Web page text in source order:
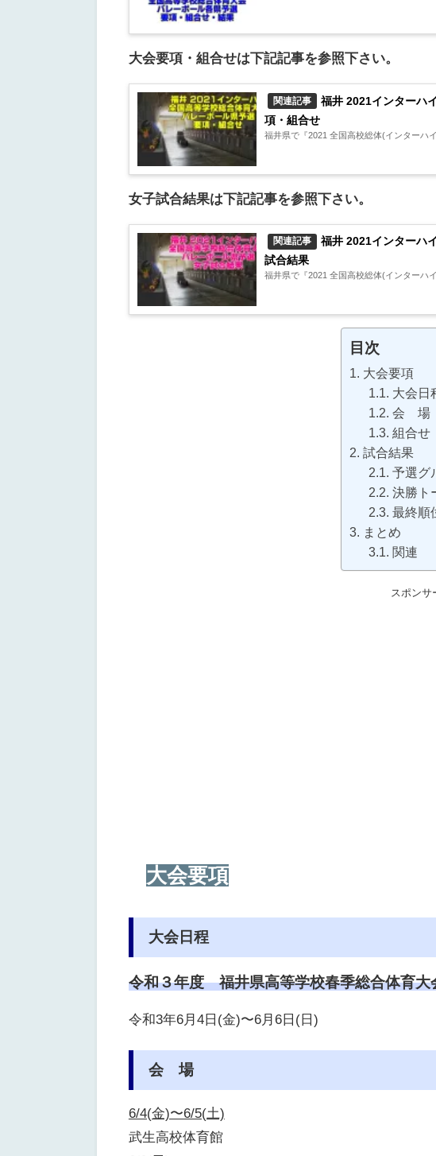
大会要項・組合せは下記記事を参照下さい。
関連記事
福井 2021インターハ
項・組合せ
福井県で『2021 全国高校総体(インターハ
女子試合結果は下記記事を参照下さい。
関連記事
福井 2021インターハ
試合結果
福井県で『2021 全国高校総体(インターハ
目次
大会要項
大会日
会 場
組合せ
試合結果
予選グ
決勝ト
最終順
まとめ
関連
スポンサ
大会要項
大会日程
令和３年度 福井県高等学校春季総合体育大
令和3年6月4日(金)〜6月6日(日)
会 場
6/4(金)〜6/5(土)
武生高校体育館